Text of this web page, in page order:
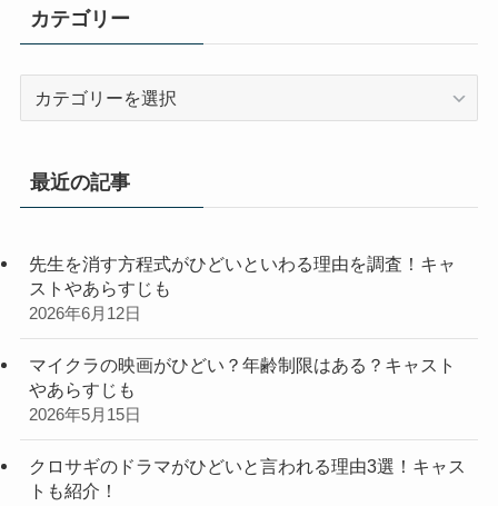
カテゴリー
リ
最近の記事
先生を消す方程式がひどいといわる理由を調査！キャ
ストやあらすじも
2026年6月12日
マイクラの映画がひどい？年齢制限はある？キャスト
やあらすじも
2026年5月15日
クロサギのドラマがひどいと言われる理由3選！キャス
トも紹介！